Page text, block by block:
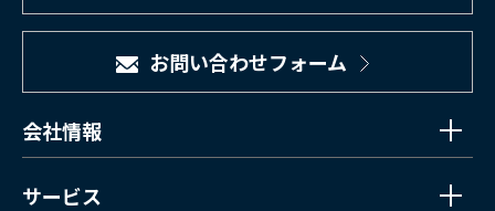
お問い合わせフォーム
会社情報
サービス